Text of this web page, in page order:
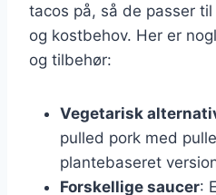
tacos på, så de passer
og kostbehov. Her er
og tilbehør:
Vegetarisk
pulled pork med
plantebaseret
Forskellige saucer: